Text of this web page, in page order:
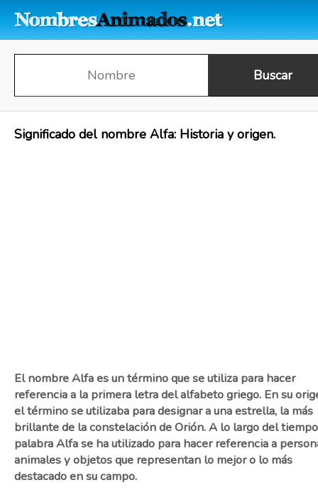
Significado del nombre Alfa: Historia y origen.
El nombre Alfa es un término que se utiliza para hacer
referencia a la primera letra del alfabeto griego. En su
el término se utilizaba para designar a una estrella, la más
brillante de la constelación de Orión. A lo largo del
palabra Alfa se ha utilizado para hacer referencia a
animales y objetos que representan lo mejor o lo más
destacado en su campo.